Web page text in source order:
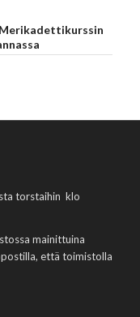
torstaihin klo
mainittuina
että toimistolla